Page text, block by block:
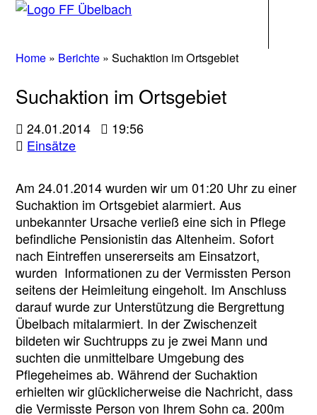
Home » Berichte »Suchaktion im Ortsgebiet
Suchaktion im Ortsgebiet
24.01.2014
19:56
Einsätze
Am 24.01.2014 wurden wir um 01:20 Uhr zu einer
Suchaktion im Ortsgebiet alarmiert. Aus
unbekannter Ursache verließ eine sich in Pflege
befindliche Pensionistin das Altenheim. Sofort
nach Eintreffen unsererseits am Einsatzort,
wurden Informationen zu der Vermissten Person
seitens der Heimleitung eingeholt. Im Anschluss
darauf wurde zur Unterstützung die Bergrettung
Übelbach mitalarmiert. In der Zwischenzeit
bildeten wir Suchtrupps zu je zwei Mann und
suchten die unmittelbare Umgebung des
Pflegeheimes ab. Während der Suchaktion
erhielten wir glücklicherweise die Nachricht, dass
die Vermisste Person von Ihrem Sohn ca. 200m